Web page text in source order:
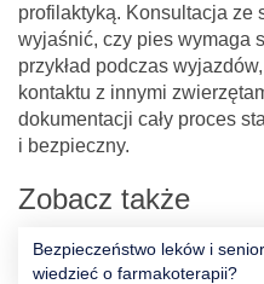
profilaktyką. Konsultacja ze
wyjaśnić, czy pies wymaga
przykład podczas
kontaktu z innymi
dokumentacji cały proces
i bezpieczny.
Zobacz także
Bezpieczeństwo leków i
wiedzieć o farmakoterapii?